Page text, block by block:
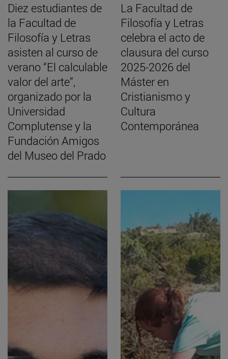
Diez estudiantes de
la Facultad de
Filosofía y Letras
asisten al curso de
verano “El calculable
valor del arte”,
organizado por la
Universidad
Complutense y la
Fundación Amigos
del Museo del Prado
La Facultad de
Filosofía y Letras
celebra el acto de
clausura del curso
2025-2026 del
Máster en
Cristianismo y
Cultura
Contemporánea